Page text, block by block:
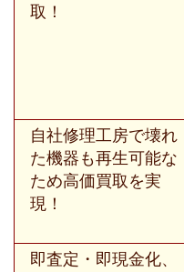
取！
自社修理工房で壊れ
た機器も再生可能な
ため高価買取を実
現！
即査定・即現金化、